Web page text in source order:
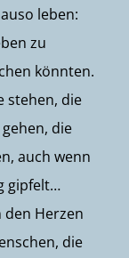
leben:
zu
könnten.
stehen, die
die
auch wenn
gipfelt…
den Herzen
die